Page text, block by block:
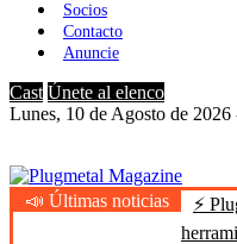
Socios
Contacto
Anuncie
Cast Únete al elenco
Lunes, 10 de Agosto de 2026
Plugmetal Magazine
Heavy Metal is Life
📣 Últimas noticias
⚡